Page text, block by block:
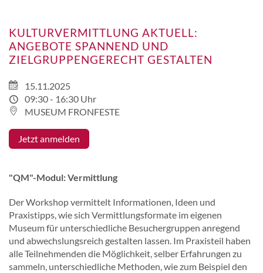
KULTURVERMITTLUNG AKTUELL:
ANGEBOTE SPANNEND UND
ZIELGRUPPENGERECHT GESTALTEN
15.11.2025
09:30 - 16:30 Uhr
MUSEUM FRONFESTE
Jetzt anmelden
"QM"-Modul: Vermittlung
Der Workshop vermittelt Informationen, Ideen und
Praxistipps, wie sich Vermittlungsformate im eigenen
Museum für unterschiedliche Besuchergruppen anregend
und abwechslungsreich gestalten lassen. Im Praxisteil haben
alle Teilnehmenden die Möglichkeit, selber Erfahrungen zu
sammeln, unterschiedliche Methoden, wie zum Beispiel den